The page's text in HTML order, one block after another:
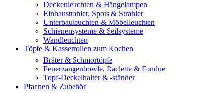
Deckenleuchten & Hängelampen
Einbaustrahler, Spots & Strahler
Unterbauleuchten & Möbelleuchten
Schienensysteme & Seilsysteme
Wandleuchten
Töpfe & Kasserrollen zum Kochen
Bräter & Schmortöpfe
Feuerzangenbowle, Raclette & Fondue
Topf-Deckelhalter & -ständer
Pfannen & Zubehör